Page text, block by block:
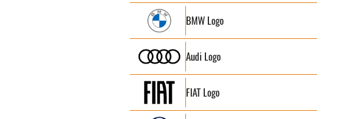
BMW Logo
Audi Logo
FIAT Logo